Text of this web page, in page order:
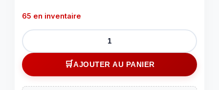
65 en inventaire
quantité
de
Ruban
électrique
AJOUTER AU PANIER